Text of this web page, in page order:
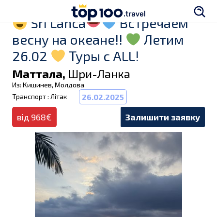
Sri Lanca
Встречаем
весну на океане!!
Летим
26.02
Туры с ALL!
Маттала, Шри-Ланка
Из: Кишинев, Молдова
Транспорт : Літак
26.02.2025
від 968€ Залишити заявку